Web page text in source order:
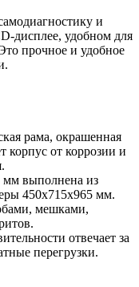
и
дисплее, удобном для
прочное и удобное
рама, окрашенная
корпус от коррозии и
мм выполнена из
450х715х965 мм.
мешками,
отвечает за
перегрузки.